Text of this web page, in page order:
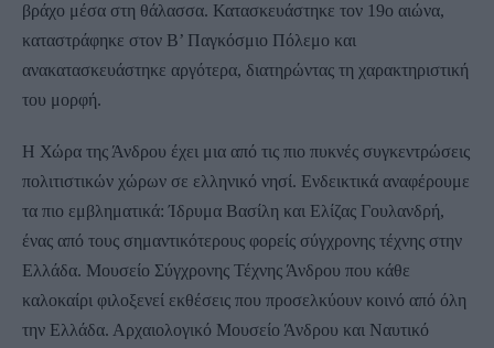
βράχο μέσα στη θάλασσα. Κατασκευάστηκε τον 19ο αιώνα,
καταστράφηκε στον Β’ Παγκόσμιο Πόλεμο και
ανακατασκευάστηκε αργότερα, διατηρώντας τη χαρακτηριστική
του μορφή.
Η Χώρα της Άνδρου έχει μια από τις πιο πυκνές συγκεντρώσεις
πολιτιστικών χώρων σε ελληνικό νησί. Ενδεικτικά αναφέρουμε
τα πιο εμβληματικά: Ίδρυμα Βασίλη και Ελίζας Γουλανδρή,
ένας από τους σημαντικότερους φορείς σύγχρονης τέχνης στην
Ελλάδα. Μουσείο Σύγχρονης Τέχνης Άνδρου που κάθε
καλοκαίρι φιλοξενεί εκθέσεις που προσελκύουν κοινό από όλη
την Ελλάδα. Αρχαιολογικό Μουσείο Άνδρου και Ναυτικό